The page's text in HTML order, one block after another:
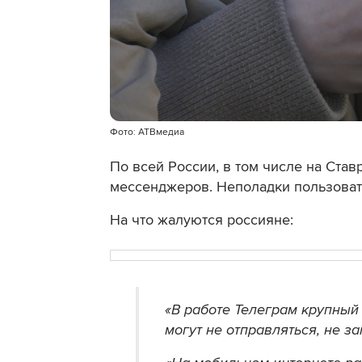
Фото: АТВмедиа
По всей России, в том числе на
мессенджеров. Неполадки
На что жалуются россияне:
«В работе Телеграм
могут не отправляться, не